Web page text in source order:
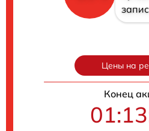
Цены на
Конец